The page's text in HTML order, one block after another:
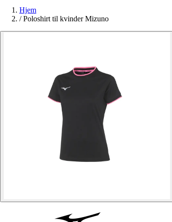
Hjem
/ Poloshirt til kvinder Mizuno